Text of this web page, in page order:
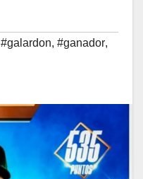
#galardon, #ganador,